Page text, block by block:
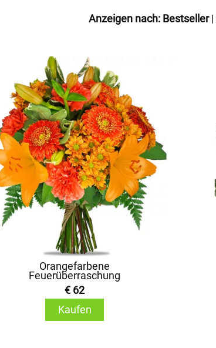
Anzeigen nach: Bestseller|
Orangefarbene
Feuerüberraschung
€ 62
Kaufen